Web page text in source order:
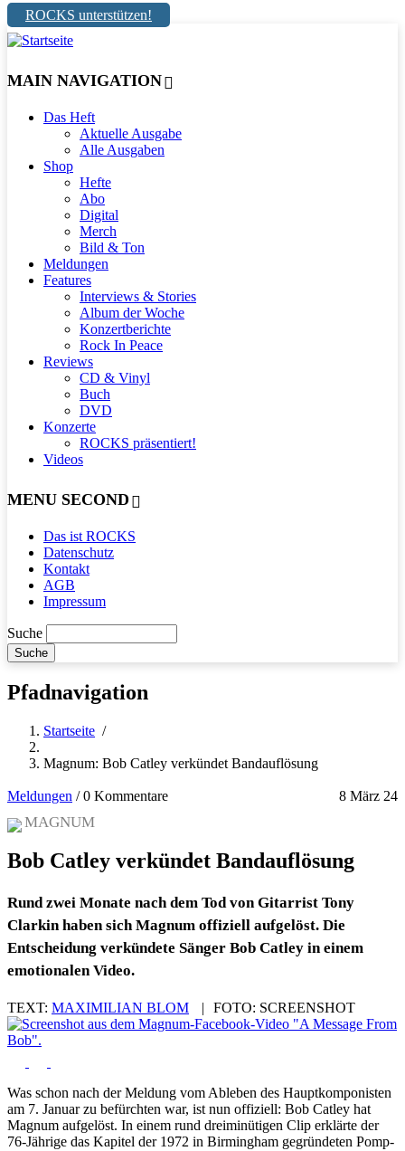
ROCKS unterstützen!
MAIN NAVIGATION
Das Heft
Aktuelle Ausgabe
Alle Ausgaben
Shop
Hefte
Abo
Digital
Merch
Bild & Ton
Meldungen
Features
Interviews & Stories
Album der Woche
Konzertberichte
Rock In Peace
Reviews
CD & Vinyl
Buch
DVD
Konzerte
ROCKS präsentiert!
Videos
MENU SECOND
Das ist ROCKS
Datenschutz
Kontakt
AGB
Impressum
Suche
Pfadnavigation
Startseite /
Magnum: Bob Catley verkündet Bandauflösung
Meldungen 8 März 24
/0 Kommentare
MAGNUM
Bob Catley verkündet Bandauflösung
Rund zwei Monate nach dem Tod von Gitarrist Tony
Clarkin haben sich Magnum offiziell aufgelöst. Die
Entscheidung verkündete Sänger Bob Catley in einem
emotionalen Video.
TEXT: MAXIMILIAN BLOM | FOTO: SCREENSHOT
Was schon nach der Meldung vom Ableben des Hauptkomponisten
am 7. Januar zu befürchten war, ist nun offiziell: Bob Catley hat
Magnum aufgelöst. In einem rund dreiminütigen Clip erklärte der
76-Jährige das Kapitel der 1972 in Birmingham gegründeten Pomp-